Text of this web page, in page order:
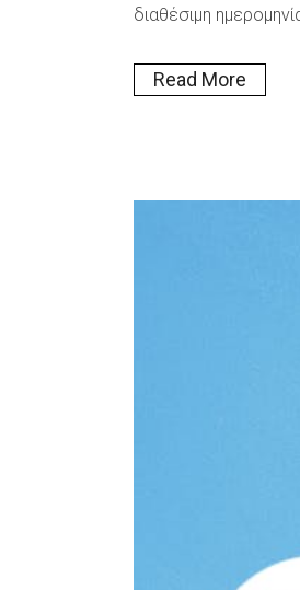
διαθέσιμη
Read More